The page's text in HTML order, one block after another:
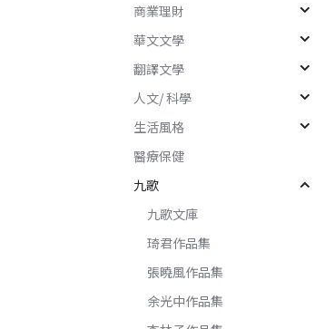
商業理財
華文文學
翻譯文學
人文/ 科學
生活風格
醫療保健
九歌
九歌文庫
琦君作品集
張曉風作品集
余光中作品集